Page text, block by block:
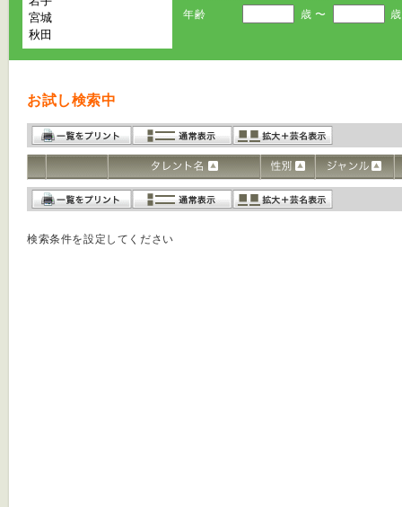
年齢 歳 〜 歳
お試し検索中
検索条件を設定してください